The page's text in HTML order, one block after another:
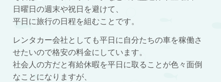
日曜日の週末や祝日を避けて、
平日に旅行の日程を組むことです。
レンタカー会社としても平日に自分たちの車を稼働さ
せたいので格安の料金にしています。
社会人の方だと有給休暇を平日に取ることが色々面倒
なことになりますが、